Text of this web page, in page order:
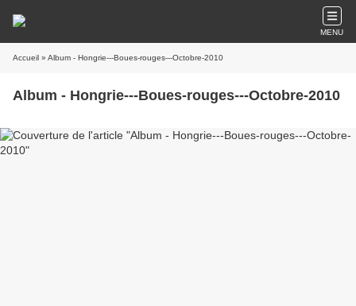
MENU
Accueil » Album - Hongrie---Boues-rouges---Octobre-2010
Album - Hongrie---Boues-rouges---Octobre-2010